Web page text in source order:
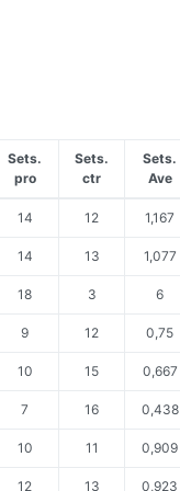
Sets.
pro
Sets.
ctr
Sets.
Ave
14 12 1,167
14 13 1,077
18 3 6
9 12 0,75
10 15 0,667
7 16 0,438
10 11 0,909
12 13 0,923